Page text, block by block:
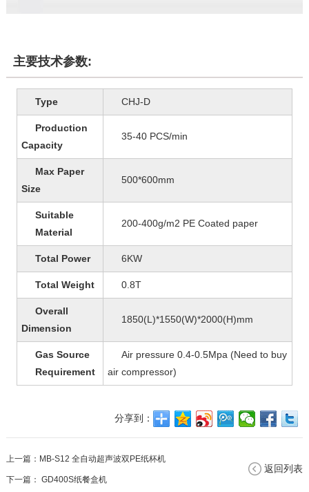
主要技术参数:
Type CHJ-D
Production
Capacity
35-40 PCS/min
Max Paper
Size
500*600mm
Suitable
Material
200-400g/m2 PE Coated paper
Total Power 6KW
Total Weight 0.8T
Overall
Dimension
1850(L)*1550(W)*2000(H)mm
Gas Source
Requirement
Air pressure 0.4-0.5Mpa (Need to buy
air compressor)
分享到：
上一篇： MB-S12 全自动超声波双PE纸杯机
下一篇： GD400S纸餐盒机
返回列表